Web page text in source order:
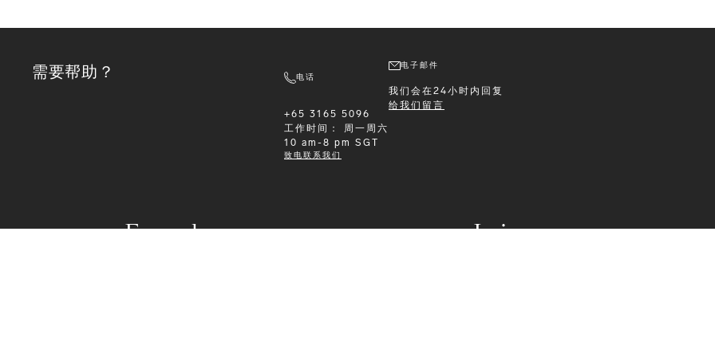
Formalwear Leisurewear
需要帮助？ 电话
+65 3165 5096
工作时间：
周一周六
10 am-8 pm SGT
致电联系我们
电子邮件
我们会在24小时内回复
给我们留言